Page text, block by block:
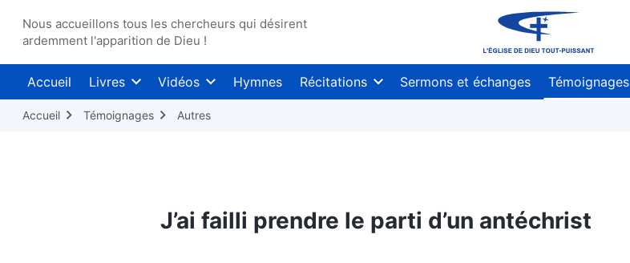
Nous accueillons tous les chercheurs qui désirent
ardemment l'apparition de Dieu !
Accueil Livres Vidéos Hymnes Récitations Sermons et échanges Témoignages
Accueil Témoignages Autres
J’ai failli prendre le parti d’un antéchrist